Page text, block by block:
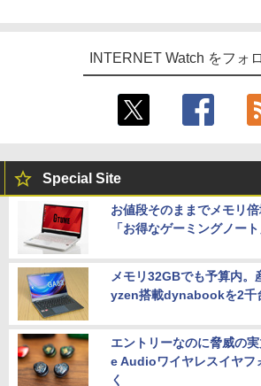
INTERNET Watch をフォ
Special Site
お値段そのままでメモリ
「お得なゲーミングノート
メモリ32GBでも予算内。
yzen搭載dynabookを2千
エントリーなのに脅威の
e Audioワイヤレスイヤフ
く